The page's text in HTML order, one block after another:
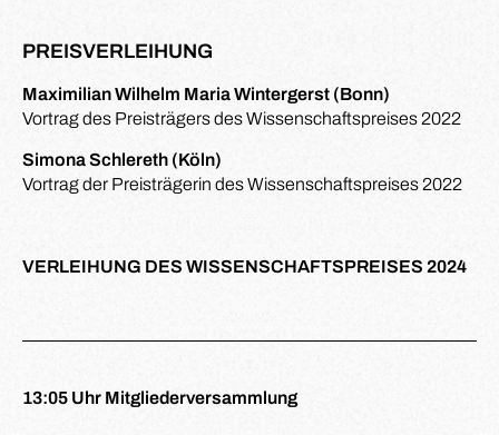
PREISVERLEIHUNG
Maximilian Wilhelm Maria Wintergerst (Bonn)
Vortrag des Preisträgers des Wissenschaftspreises 2022
Simona Schlereth (Köln)
Vortrag der Preisträgerin des Wissenschaftspreises 2022
VERLEIHUNG DES WISSENSCHAFTSPREISES 2024
13:05 Uhr Mitgliederversammlung